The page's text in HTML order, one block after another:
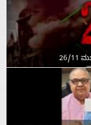
26/11